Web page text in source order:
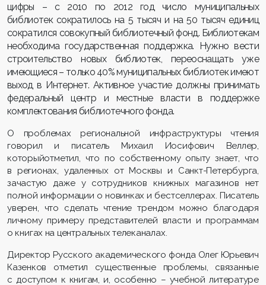
цифры – с 2010 по 2012 год число муниципальных
библиотек сократилось на 5 тысяч и на 50 тысяч единиц
сократился совокупный библиотечный фонд. Библиотекам
необходима государственная поддержка. Нужно вести
строительство новых библиотек, переоснащать уже
имеющиеся – только 40% муниципальных библиотек имеют
выход в Интернет. Активное участие должны принимать
федеральный центр и местные власти в поддержке
комплектования библиотечного фонда.
О проблемах региональной инфраструктуры чтения
говорил и писатель Михаил Иосифович Веллер,
которыйотметил, что по собственному опыту знает, что
в регионах, удаленных от Москвы и Санкт-Петербурга,
зачастую даже у сотрудников книжных магазинов нет
полной информации о новинках и бестселлерах. Писатель
уверен, что сделать чтение трендом можно благодаря
личному примеру представителей власти и программам
о книгах на центральных телеканалах.
Директор Русского академического фонда Олег Юрьевич
Казенков отметил существенные проблемы, связанные
с доступом к книгам, и, особенно – учебной литературе